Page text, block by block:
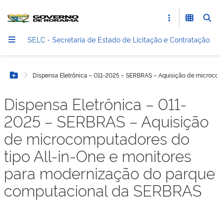
SELC - Secretaria de Estado de Licitação e Contratação
Botão Menu
Dispensa Eletrônica – 011-2025 – SERBRAS – Aquisição de
Dispensa Eletrônica – 011-
2025 – SERBRAS – Aquisição
de microcomputadores do
tipo All-in-One e monitores
para modernização do parque
computacional da SERBRAS